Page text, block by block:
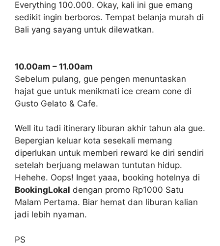
Everything 100.000. Okay, kali ini gue emang
sedikit ingin berboros. Tempat belanja murah di
Bali yang sayang untuk dilewatkan.
10.00am – 11.00am
Sebelum pulang, gue pengen menuntaskan
hajat gue untuk menikmati ice cream cone di
Gusto Gelato & Cafe.
Well itu tadi itinerary liburan akhir tahun ala gue.
Bepergian keluar kota sesekali memang
diperlukan untuk memberi reward ke diri sendiri
setelah berjuang melawan tuntutan hidup.
Hehehe. Oops! Inget yaaa, booking hotelnya di
BookingLokal dengan promo Rp1000 Satu
Malam Pertama. Biar hemat dan liburan kalian
jadi lebih nyaman.
PS